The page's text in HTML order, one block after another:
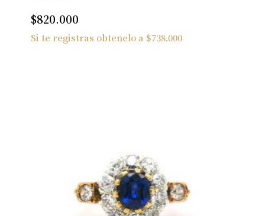
$820.000
Si te registras obtenelo a $738.000